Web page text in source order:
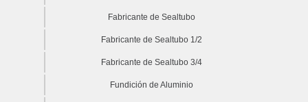
Fabricante de Sealtubo
Fabricante de Sealtubo 1/2
Fabricante de Sealtubo 3/4
Fundición de Aluminio